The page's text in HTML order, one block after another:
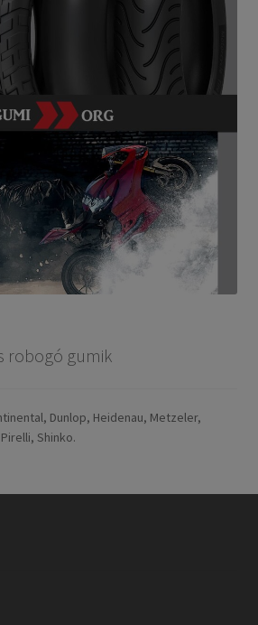
robogó gumik
Dunlop, Heidenau, Metzeler,
Shinko.